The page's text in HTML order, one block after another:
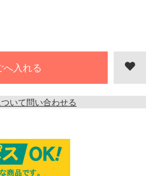
いて問い合わせる